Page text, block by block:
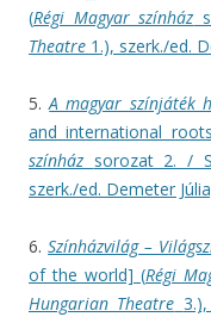
(Régi Magyar színház
Theatre 1.), szerk./ed.
5.A magyar színjáték
and international
színház sorozat 2. /
szerk./ed. Demeter
6.Színházvilág –
of the world] (Régi
Hungarian Theatre